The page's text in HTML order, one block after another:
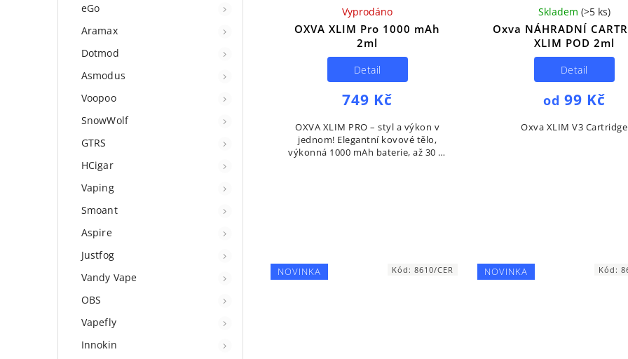
eGo
Aramax
Dotmod
Asmodus
Voopoo
SnowWolf
GTRS
HCigar
Vaping
Smoant
Aspire
Justfog
Vandy Vape
OBS
Vapefly
Innokin
OXVA XLIM Pro 1000 mAh
2ml
Vyprodáno
749 Kč
Detail
OXVA XLIM PRO – styl a výkon v
jednom! Elegantní kovové tělo,
výkonná 1000 mAh baterie, až 30 W
Oxva NÁHRADNÍ
XLIM POD 2ml
Skladem (>5 ks)
od 99 Kč
Detail
Oxva XLIM V3 Cartridge
NOVINKA Kód:8610/CER NOVINKA Kód: